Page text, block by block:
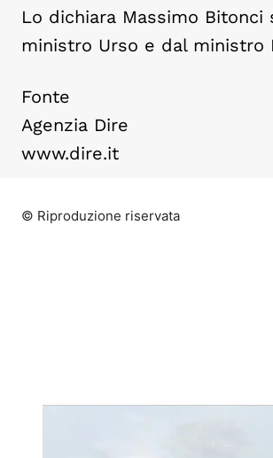
Lo dichiara Massimo
ministro Urso e dal ministro
Fonte
Agenzia Dire
www.dire.it
© Riproduzione riservata